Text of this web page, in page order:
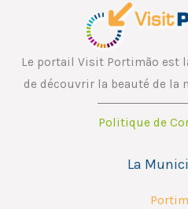
Le portail Visit Portimão est
de découvrir la beauté de la
Politique de
La